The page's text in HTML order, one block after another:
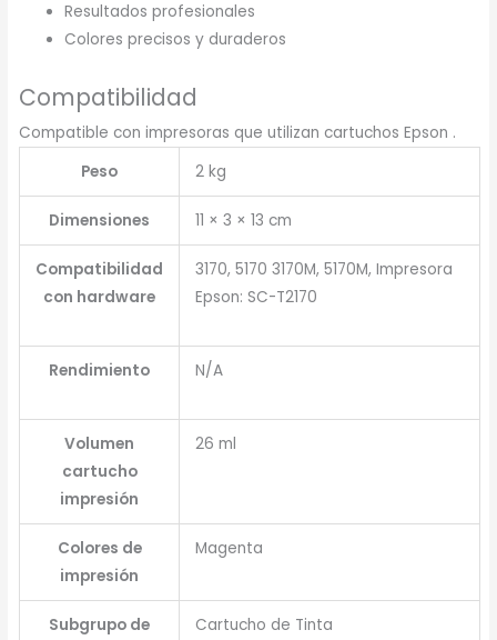
Resultados profesionales
Colores precisos y duraderos
Compatibilidad
Compatible con impresoras que utilizan cartuchos Epson .
Peso
2 kg
Dimensiones 11 × 3 × 13 cm
Compatibilidad
con hardware
3170, 5170 3170M, 5170M, Impresora
Epson: SC-T2170
Rendimiento N/A
Volumen
cartucho
impresión
26 ml
Colores de
impresión
Magenta
Subgrupo de
Cartucho de Tinta